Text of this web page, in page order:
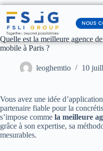
NOUS
Quelle est la meilleure agence
mobile à Paris ?
leoghemtio 10
Vous avez une idée
partenaire fiable pour la
s’impose comme la meilleure
grâce à son expertise, sa
mesurables.